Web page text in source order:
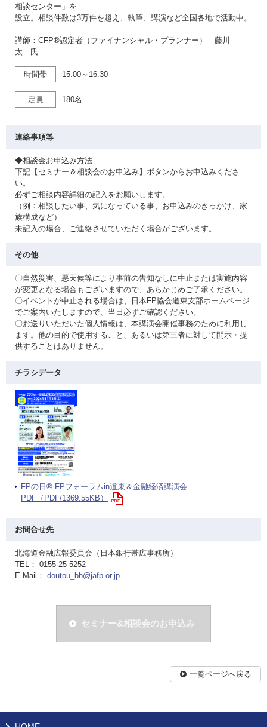
相談センター」を
設立。相談件数は3万件を超え、執筆、講演など全国各地で活動中。
講師：CFP®認定者（ファイナンシャル・プランナー） 藤川
太 氏
時間帯 15:00～16:30
定員 180名
連絡事項等
◆相談会お申込み方法
下記【セミナー＆相談会のお申込み】ボタンからお申込みくださ
い。
必ずご相談内容詳細の記入をお願いします。
（例：相談したい事、気になっている事、お申込みのきっかけ、家
族構成など）
未記入の場合、ご連絡させていただく場合がございます。
その他
〇自然災害、悪天候等により事前の告知なしに中止または実施内容
が変更となる場合もございますので、あらかじめご了承ください。
〇イベントが中止される場合は、日本FP協会道東支部ホームページ
でご案内いたしますので、当日必ずご確認ください。
〇お送りいただいた個人情報は、本講演会開催事務のために利用し
ます。他の目的で使用すること、あるいは第三者に対して開示・提
供することはありません。
チラシデータ
FPの日® FPフォーラムin道東＆金融経済講演会
PDF（PDF/1369.55KB）
お問合せ先
北海道金融広報委員会（日本銀行帯広事務所）
TEL： 0155-25-5252
E-Mail： doutou_bb@jafp.or.jp
セミナー&相談会のお申込み
一覧ページへ戻る